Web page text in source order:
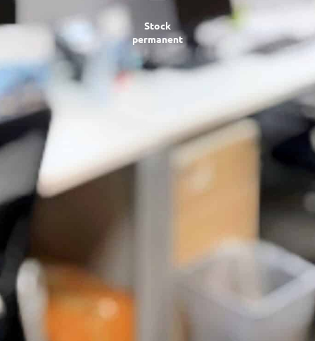
Stock
permanent
2 plateformes
d’approvisionnement